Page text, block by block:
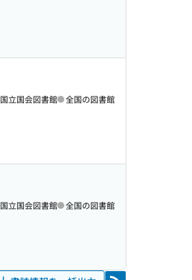
国立国会図書館 全国の図書館
国立国会図書館 全国の図書館